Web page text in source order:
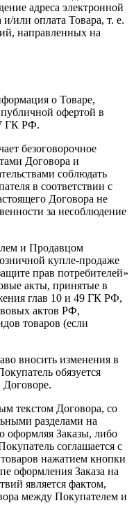
адреса электронной
или оплата Товара, т. е.
направленных на
о Товаре,
офертой в
ГК РФ.
безоговорочное
Договора и
соблюдать
в соответствии с
Договора не
за несоблюдение
и Продавцом
купле-продаже
прав потребителей»
акты, принятые в
глав 10 и 49 ГК РФ,
актов РФ,
товаров (если
вносить изменения в
обязуется
Договоре.
текстом Договора, со
разделами на
оформляя Заказы, либо
соглашается с
нажатием кнопки
оформления Заказа на
является фактом,
между Покупателем и